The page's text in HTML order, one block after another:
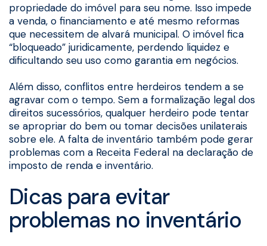
propriedade do imóvel para seu nome. Isso impede
a venda, o financiamento e até mesmo reformas
que necessitem de alvará municipal. O imóvel fica
“bloqueado” juridicamente, perdendo liquidez e
dificultando seu uso como garantia em negócios.
Além disso, conflitos entre herdeiros tendem a se
agravar com o tempo. Sem a formalização legal dos
direitos sucessórios, qualquer herdeiro pode tentar
se apropriar do bem ou tomar decisões unilaterais
sobre ele. A falta de inventário também pode gerar
problemas com a Receita Federal na declaração de
imposto de renda e inventário.
Dicas para evitar
problemas no inventário